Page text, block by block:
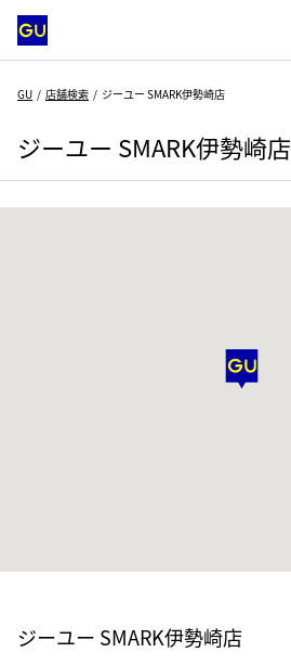
GU 店舗検索 ジーユー SMARK伊勢崎店
ジーユー SMARK伊勢崎店
ジーユー SMARK伊勢崎店